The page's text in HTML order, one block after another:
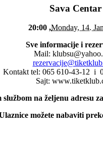
Sava Centar
20:00 ,Monday, 14.
Sve informacije i
Mail:
Kontakt tel: 065 610-43-12 i
Sajt:
na željenu adresu
možete nabaviti